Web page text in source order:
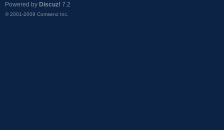
Powered by Discuz! 7.2
© 2001-2009 Comsenz Inc.